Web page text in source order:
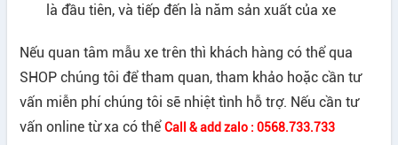
là đầu tiên, và tiếp đến là năm sản xuất của xe
Nếu quan tâm mẫu xe trên thì khách hàng có thể qua
SHOP chúng tôi để tham quan, tham khảo hoặc cần tư
vấn miễn phí chúng tôi sẽ nhiệt tình hỗ trợ. Nếu cần tư
vấn online từ xa có thểCall & add zalo : 0568.733.733